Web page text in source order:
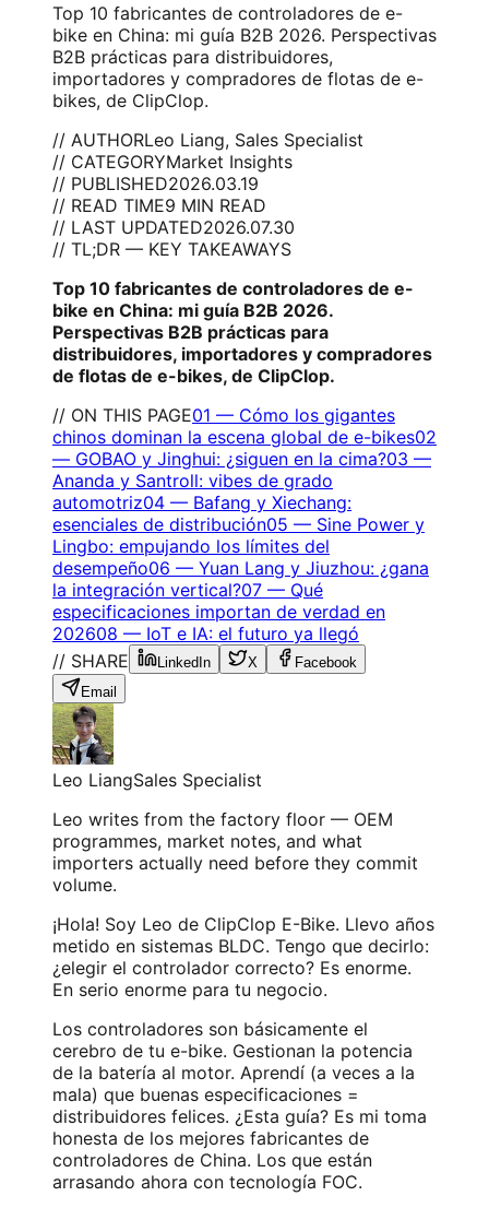
Top 10 fabricantes de controladores de e-
bike en China: mi guía B2B 2026. Perspectivas
B2B prácticas para distribuidores,
importadores y compradores de flotas de e-
bikes, de ClipClop.
// AUTHORLeo Liang, Sales Specialist
// CATEGORYMarket Insights
// PUBLISHED2026.03.19
// READ TIME9 MIN READ
// LAST UPDATED2026.07.30
// TL;DR — KEY TAKEAWAYS
Top 10 fabricantes de controladores de e-
bike en China: mi guía B2B 2026.
Perspectivas B2B prácticas para
distribuidores, importadores y compradores
de flotas de e-bikes, de ClipClop.
// ON THIS PAGE01 — Cómo los gigantes
chinos dominan la escena global de e-bikes02
— GOBAO y Jinghui: ¿siguen en la cima?03 —
Ananda y Santroll: vibes de grado
automotriz04 — Bafang y Xiechang:
esenciales de distribución05 — Sine Power y
Lingbo: empujando los límites del
desempeño06 — Yuan Lang y Jiuzhou: ¿gana
la integración vertical?07 — Qué
especificaciones importan de verdad en
202608 — IoT e IA: el futuro ya llegó
// SHARE
LinkedIn X
Facebook
Email
Leo LiangSales Specialist
Leo writes from the factory floor — OEM
programmes, market notes, and what
importers actually need before they commit
volume.
¡Hola! Soy Leo de ClipClop E-Bike. Llevo años
metido en sistemas BLDC. Tengo que decirlo:
¿elegir el controlador correcto? Es enorme.
En serio enorme para tu negocio.
Los controladores son básicamente el
cerebro de tu e-bike. Gestionan la potencia
de la batería al motor. Aprendí (a veces a la
mala) que buenas especificaciones =
distribuidores felices. ¿Esta guía? Es mi toma
honesta de los mejores fabricantes de
controladores de China. Los que están
arrasando ahora con tecnología FOC.